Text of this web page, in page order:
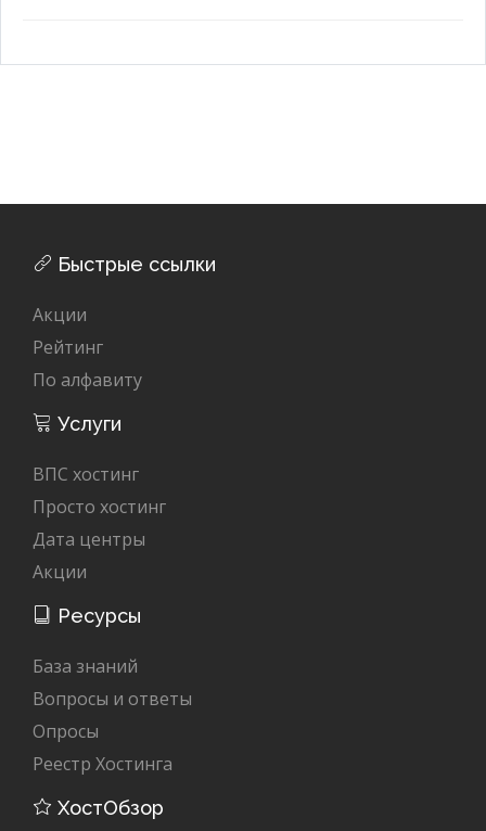
Быстрые ссылки
Акции
Рейтинг
По алфавиту
Услуги
ВПС хостинг
Просто хостинг
Дата центры
Акции
Ресурсы
База знаний
Вопросы и ответы
Опросы
Реестр Хостинга
ХостОбзор